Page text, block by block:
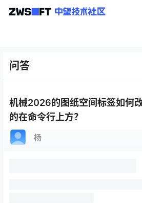
问答
机械2026的图纸空间标签如何
的在命令行上方？
杨